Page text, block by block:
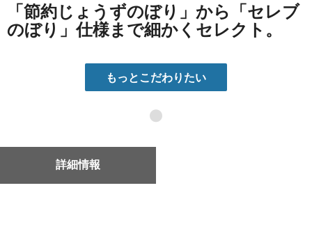
「節約じょうずのぼり」から「セレブ
のぼり」仕様まで細かくセレクト。
もっとこだわりたい
●
詳細情報